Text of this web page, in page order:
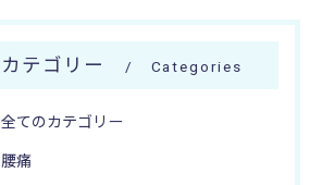
カテゴリー Categories
全てのカテゴリー
腰痛